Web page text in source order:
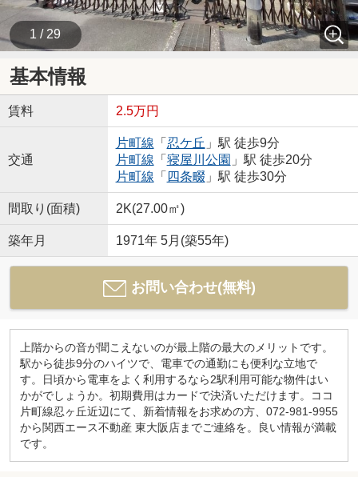
1 / 29
基本情報
賃料 2.5万円
交通
片町線 「 忍ケ丘 」駅 徒歩9分
片町線 「 寝屋川公園 」駅 徒歩20分
片町線 「 四条畷」駅 徒歩30分
間取り(面積) 2K(27.00㎡)
築年月 1971年 5月(築55年)
お問い合わせ(無料)
上階からの音が聞こえないのが最上階の最大のメリットです。
駅から徒歩9分のハイツで、電車での通勤にも便利な立地で
す。日頃から電車をよく利用するなら2駅利用可能な物件はい
かがでしょうか。初期費用はカードで決済いただけます。ココ
片町線忍ヶ丘近辺にて、新着情報をお求めの方、072-981-9955
から関西エース不動産 東大阪店までご連絡を。良い情報が満載
です。